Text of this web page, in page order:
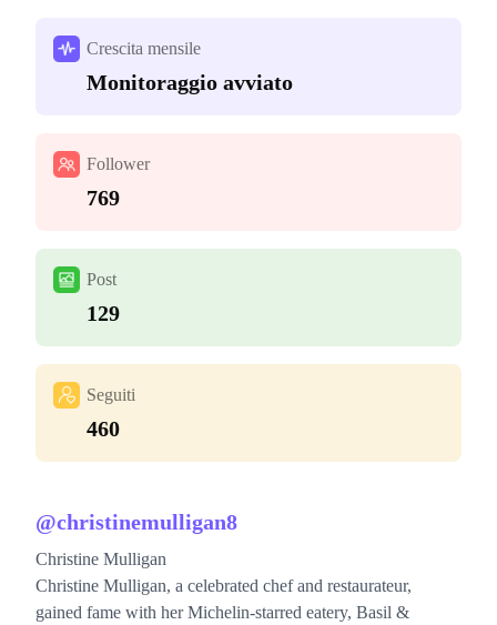
Crescita mensile
Monitoraggio avviato
Follower
769
Post
129
Seguiti
460
@christinemulligan8
Christine Mulligan
Christine Mulligan, a celebrated chef and restaurateur,
gained fame with her Michelin-starred eatery, Basil &